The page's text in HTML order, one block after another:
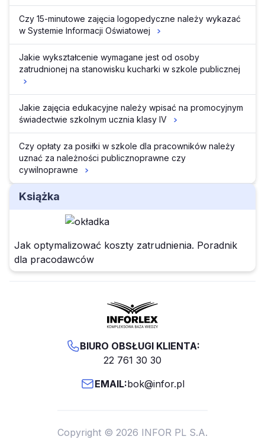
Czy 15-minutowe zajęcia logopedyczne należy wykazać
w Systemie Informacji Oświatowej
Jakie wykształcenie wymagane jest od osoby
zatrudnionej na stanowisku kucharki w szkole publicznej
Jakie zajęcia edukacyjne należy wpisać na promocyjnym
świadectwie szkolnym ucznia klasy IV
Czy opłaty za posiłki w szkole dla pracowników należy
uznać za należności publicznoprawne czy
cywilnoprawne
Książka
Jak optymalizować koszty zatrudnienia. Poradnik
dla pracodawców
BIURO OBSŁUGI KLIENTA:
22 761 30 30
EMAIL:bok@infor.pl
Copyright © 2026 INFOR PL S.A.